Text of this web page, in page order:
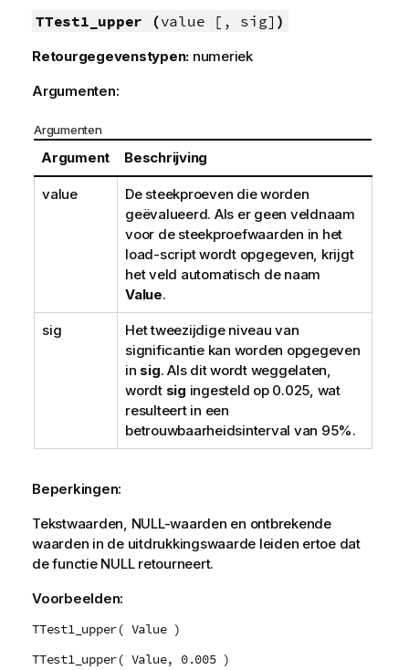
TTest1_upper (value [, sig] )
Retourgegevenstypen: numeriek
Argumenten:
Argumenten
Argument Beschrijving
value
De steekproeven die worden
geëvalueerd. Als er geen veldnaam
voor de steekproefwaarden in het
load-script wordt opgegeven, krijgt
het veld automatisch de naam
Value.
sig
Het tweezijdige niveau van
significantie kan worden opgegeven
in sig. Als dit wordt weggelaten,
wordt sig ingesteld op 0.025, wat
resulteert in een
betrouwbaarheidsinterval van 95%.
Beperkingen:
Tekstwaarden, NULL-waarden en ontbrekende
waarden in de uitdrukkingswaarde leiden ertoe dat
de functie NULLretourneert.
Voorbeelden:
TTest1_upper( Value )
TTest1_upper( Value, 0.005 )